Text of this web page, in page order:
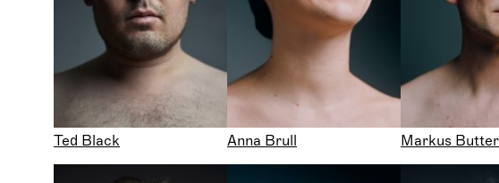
Ted Black Anna Brull Markus Butter